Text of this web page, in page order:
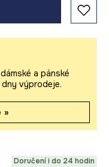
a pánské
výprodeje.
»
Doručení i do 24 hodin